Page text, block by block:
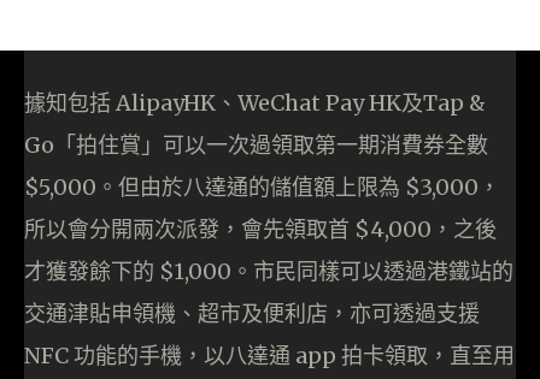
據知包括 AlipayHK、WeChat Pay HK及Tap &
Go「拍住賞」可以一次過領取第一期消費券全數
$5,000。但由於八達通的儲值額上限為 $3,000，
所以會分開兩次派發，會先領取首 $4,000，之後
才獲發餘下的 $1,000。市民同樣可以透過港鐵站的
交通津貼申領機、超市及便利店，亦可透過支援
NFC 功能的手機，以八達通 app 拍卡領取，直至用